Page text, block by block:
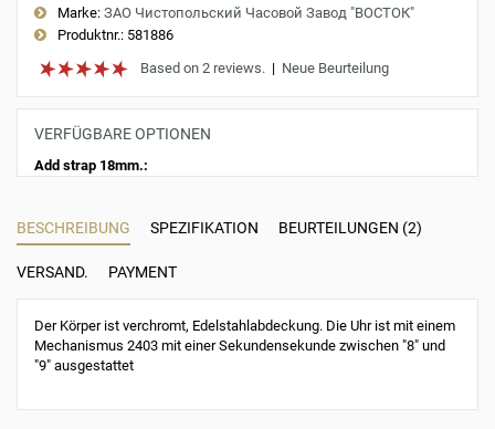
Marke: ЗАО Чистопольский Часовой Завод "ВОСТОК"
Produktnr.: 581886
Based on 2 reviews. | Neue Beurteilung
VERFÜGBARE OPTIONEN
Add strap 18mm.:
BESCHREIBUNG SPEZIFIKATION BEURTEILUNGEN (2)
VERSAND. PAYMENT
Der Körper ist verchromt, Edelstahlabdeckung. Die Uhr ist mit einem
Mechanismus 2403 mit einer Sekundensekunde zwischen "8" und
"9" ausgestattet